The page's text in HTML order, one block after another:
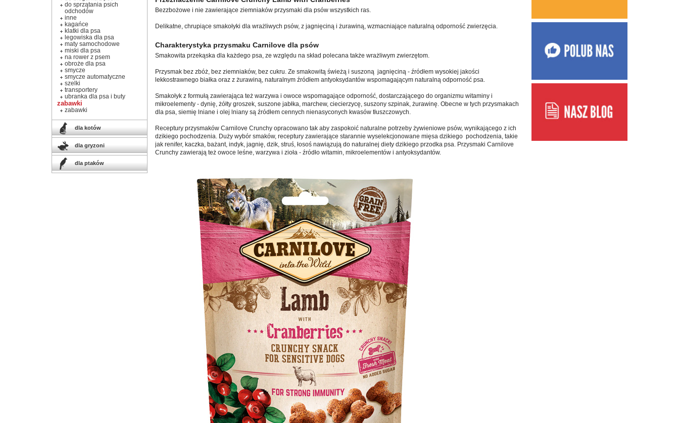
do sprzątania psich
odchodów
inne
kagańce
klatki dla psa
legowiska dla psa
maty samochodowe
miski dla psa
na rower z psem
obroże dla psa
smycze
smycze automatyczne
szelki
transportery
ubranka dla psa i buty
zabawki
zabawki
dla kotów
dla gryzoni
dla ptaków
Bezzbożowe i nie zawierające ziemniaków przysmaki dla psów wszystkich ras.
Delikatne, chrupiące smakołyki dla wrażliwych psów, z jagnięciną i żurawiną, wzmacniające naturalną odporność zwierzęcia.
Charakterystyka przysmaku Carnilove dla psów
Smakowita przekąska dla każdego psa, ze względu na skład polecana także wrażliwym zwierzętom.
Przysmak bez zbóż, bez ziemniaków, bez cukru. Ze smakowitą świeżą i suszoną jagnięciną - źródłem wysokiej jakości
lekkostrawnego białka oraz z żurawiną, naturalnym źródłem antyoksydantów wspomagającym naturalną odporność psa.
Smakołyk z formułą zawierająca też warzywa i owoce wspomagające odporność, dostarczającego do organizmu witaminy i
mikroelementy - dynię, żółty groszek, suszone jabłka, marchew, ciecierzycę, suszony szpinak, żurawinę. Obecne w tych przysmakach
dla psa, siemię lniane i olej lniany są źródłem cennych nienasyconych kwasów tłuszczowych.
Receptury przysmaków Carnilove Crunchy opracowano tak aby zaspokoić naturalne potrzeby żywieniowe psów, wynikającego z ich
dzikiego pochodzenia. Duży wybór smaków, receptury zawierające starannie wyselekcjonowane mięsa dzikiego pochodzenia, takie
jak renifer, kaczka, bażant, indyk, jagnię, dzik, struś, łosoś nawiązują do naturalnej diety dzikiego przodka psa. Przysmaki Carnilove
Crunchy zawierają też owoce leśne, warzywa i zioła - źródło witamin, mikroelementów i antyoksydantów.